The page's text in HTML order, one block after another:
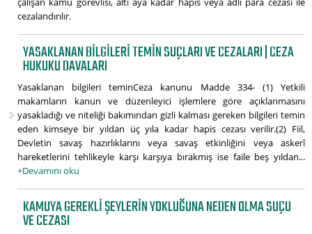
cezalandırılır.
YASAKLANAN BILGILERI TEMIN SUÇLARI VE CEZALARI | CEZA
HUKUKU DAVALARI
Yasaklanan bilgileri teminCeza kanunu Madde 334- (1) Yetkili
makamların kanun ve düzenleyici işlemlere göre açıklanmasını
yasakladığı ve niteliği bakımından gizli kalması gereken bilgileri temin
eden kimseye bir yıldan üç yıla kadar hapis cezası verilir.(2) Fiil,
Devletin savaş hazırlıklarını veya savaş etkinliğini veya askerî
hareketlerini tehlikeyle karşı karşıya bırakmış ise faile beş yıldan...
+Devamını oku
KAMUYA GEREKLI ŞEYLERIN YOKLUĞUNA NEDEN OLMA SUÇU
VE CEZASI